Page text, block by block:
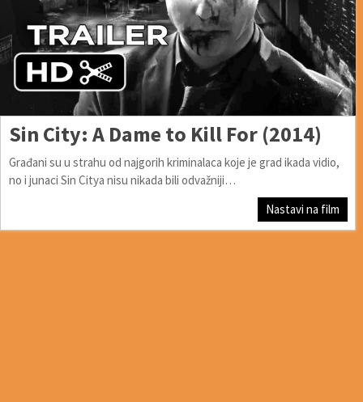
Sin City: A Dame to Kill For (2014)
Građani su u strahu od najgorih kriminalaca koje je grad ikada vidio,
no i junaci Sin Citya nisu nikada bili odvažniji…
Nastavi na film